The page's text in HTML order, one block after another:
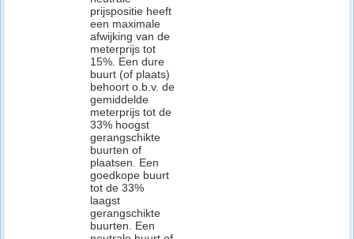
prijspositie heeft
een maximale
afwijking van de
meterprijs tot
15%. Een dure
buurt (of plaats)
behoort o.b.v. de
gemiddelde
meterprijs tot de
33% hoogst
gerangschikte
buurten of
plaatsen. Een
goedkope buurt
tot de 33%
laagst
gerangschikte
buurten. Een